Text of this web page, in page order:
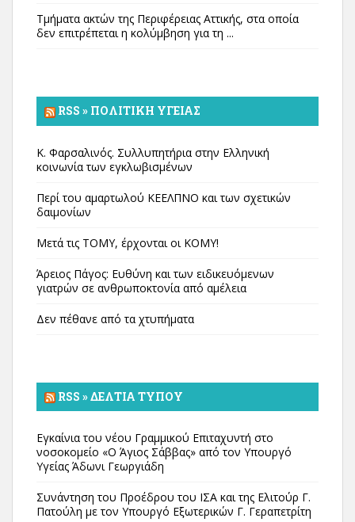
Τμήματα ακτών της Περιφέρειας Αττικής, στα οποία
δεν επιτρέπεται η κολύμβηση για τη ...
RSS » ΠΟΛΙΤΙΚΉ ΥΓΕΊΑΣ
Κ. Φαρσαλινός. Συλλυπητήρια στην Ελληνική
κοινωνία των εγκλωβισμένων
Περί του αμαρτωλού ΚΕΕΛΠΝΟ και των σχετικών
δαιμονίων
Μετά τις ΤΟΜΥ, έρχονται οι ΚΟΜΥ!
Άρειος Πάγος: Ευθύνη και των ειδικευόμενων
γιατρών σε ανθρωποκτονία από αμέλεια
Δεν πέθανε από τα χτυπήματα
RSS » ΔΕΛΤΊΑ ΤΎΠΟΥ
Εγκαίνια του νέου Γραμμικού Επιταχυντή στο
νοσοκομείο «Ο Άγιος Σάββας» από τον Υπουργό
Υγείας Άδωνι Γεωργιάδη
Συνάντηση του Προέδρου του ΙΣΑ και της Ελιτούρ Γ.
Πατούλη με τον Υπουργό Εξωτερικών Γ. Γεραπετρίτη